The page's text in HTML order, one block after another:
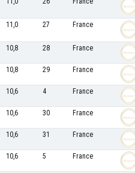
11,0 27 France
10,8 28 France
10,8 29 France
10,6 4 France
10,6 30 France
10,6 31 France
10,6 5 France